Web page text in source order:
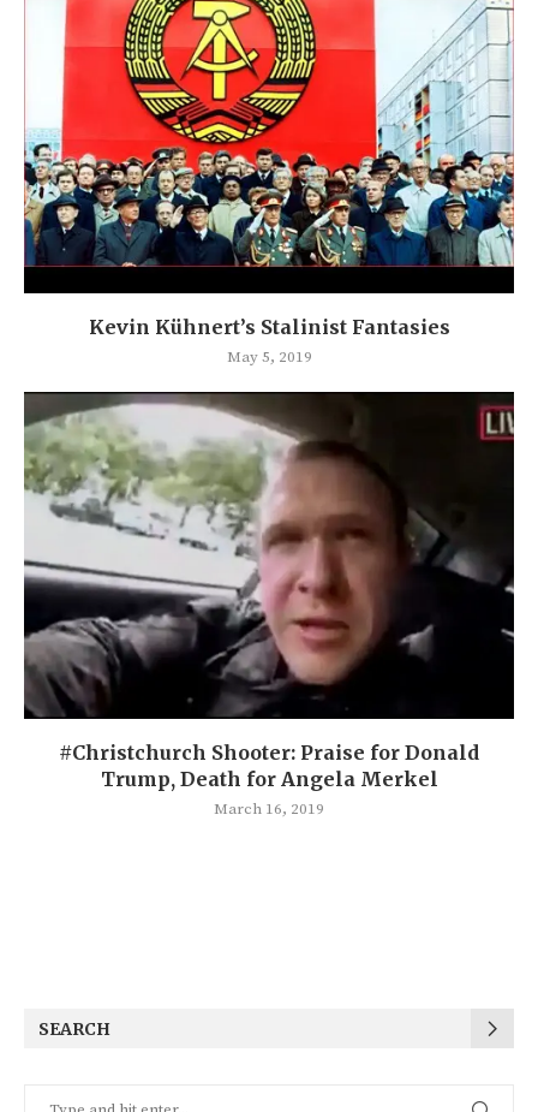
Kevin Kühnert’s Stalinist Fantasies
May 5, 2019
#Christchurch Shooter: Praise for Donald
Trump, Death for Angela Merkel
March 16, 2019
SEARCH